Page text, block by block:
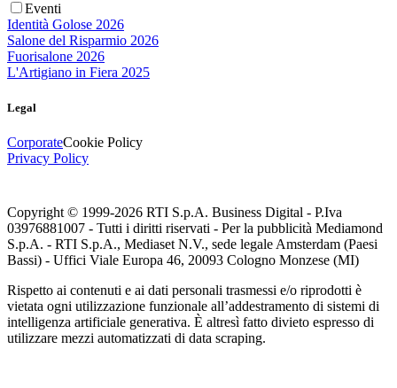
Eventi
Identità Golose 2026
Salone del Risparmio 2026
Fuorisalone 2026
L'Artigiano in Fiera 2025
Legal
CorporateCookie Policy
Privacy Policy
Copyright © 1999-2026 RTI S.p.A. Business Digital - P.Iva
03976881007 - Tutti i diritti riservati - Per la pubblicità Mediamond
S.p.A. - RTI S.p.A., Mediaset N.V., sede legale Amsterdam (Paesi
Bassi) - Uffici Viale Europa 46, 20093 Cologno Monzese (MI)
Rispetto ai contenuti e ai dati personali trasmessi e/o riprodotti è
vietata ogni utilizzazione funzionale all’addestramento di sistemi di
intelligenza artificiale generativa. È altresì fatto divieto espresso di
utilizzare mezzi automatizzati di data scraping.